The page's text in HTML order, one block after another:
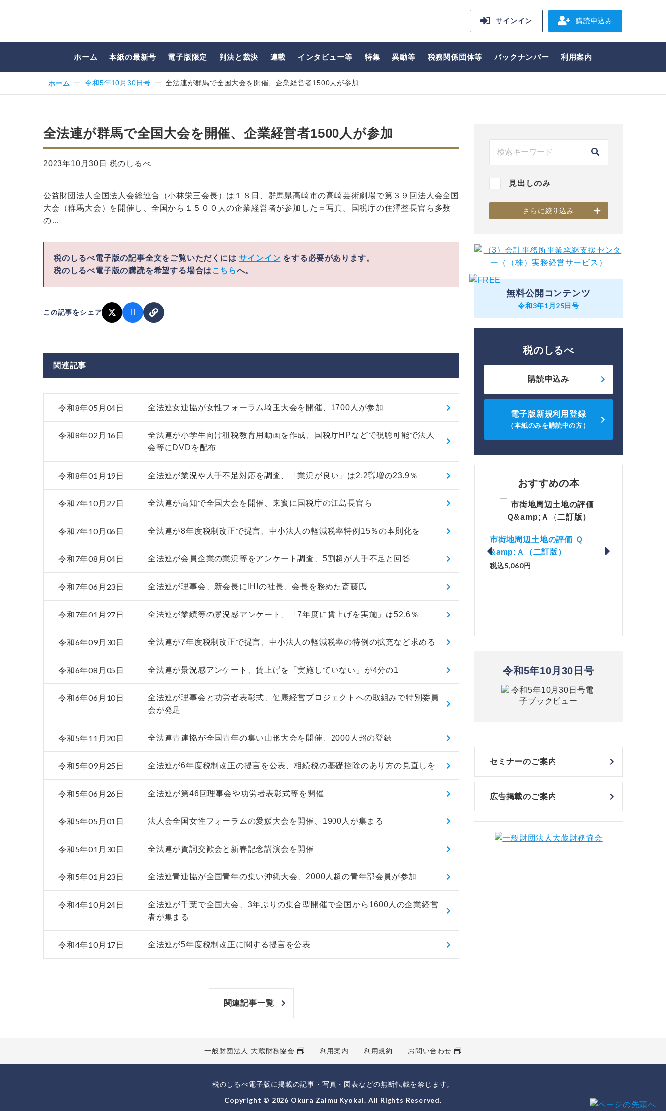
サインイン 購読申込み
ホーム 本紙の最新号 電子版限定 判決と裁決 連載 インタビュー等 特集 異動等 税務関係団体等 バックナンバー 利用案内
ホーム 令和5年10月30日号 全法連が群馬で全国大会を開催、企業経営者1500人が参加
全法連が群馬で全国大会を開催、企業経営者1500人が参加
2023年10月30日 税のしるべ
公益財団法人全国法人会総連合（小林栄三会長）は１８日、群馬県高崎市の高崎芸術劇場で第３９回法人会全国
大会（群馬大会）を開催し、全国から１５００人の企業経営者が参加した＝写真。国税庁の住澤整長官ら多数
の…
税のしるべ電子版の記事全文をご覧いただくにはサインイン をする必要があります。
税のしるべ電子版の購読を希望する場合は こちらへ。
この記事をシェア
関連記事
令和8年05月04日 全法連女連協が女性フォーラム埼玉大会を開催、1700人が参加
令和8年02月16日
全法連が小学生向け租税教育用動画を作成、国税庁HPなどで視聴可能で法人
会等にDVDを配布
令和8年01月19日 全法連が業況や人手不足対応を調査、「業況が良い」は2.2㌽増の23.9％
令和7年10月27日 全法連が高知で全国大会を開催、来賓に国税庁の江島長官ら
令和7年10月06日 全法連が8年度税制改正で提言、中小法人の軽減税率特例15％の本則化を
令和7年08月04日 全法連が会員企業の業況等をアンケート調査、5割超が人手不足と回答
令和7年06月23日 全法連が理事会、新会長にIHIの社長、会長を務めた斎藤氏
令和7年01月27日 全法連が業績等の景況感アンケート、「7年度に賃上げを実施」は52.6％
令和6年09月30日 全法連が7年度税制改正で提言、中小法人の軽減税率の特例の拡充など求める
令和6年08月05日 全法連が景況感アンケート、賃上げを「実施していない」が4分の1
令和6年06月10日
全法連が理事会と功労者表彰式、健康経営プロジェクトへの取組みで特別委員
会が発足
令和5年11月20日 全法連青連協が全国青年の集い山形大会を開催、2000人超の登録
令和5年09月25日 全法連が6年度税制改正の提言を公表、相続税の基礎控除のあり方の見直しを
令和5年06月26日 全法連が第46回理事会や功労者表彰式等を開催
令和5年05月01日 法人会全国女性フォーラムの愛媛大会を開催、1900人が集まる
令和5年01月30日 全法連が賀詞交歓会と新春記念講演会を開催
令和5年01月23日 全法連青連協が全国青年の集い沖縄大会、2000人超の青年部会員が参加
令和4年10月24日
全法連が千葉で全国大会、3年ぶりの集合型開催で全国から1600人の企業経営
者が集まる
令和4年10月17日 全法連が5年度税制改正に関する提言を公表
関連記事一覧
見出しのみ
さらに絞り込み
無料公開コンテンツ
令和3年1月25日号
税のしるべ
購読申込み
電子版新規利用登録
（本紙のみを購読中の方）
おすすめの本
解説とQ&amp;Aでわかる 電子
帳簿等保存制度の実務（改訂
令和5年10月30日号
セミナーのご案内
広告掲載のご案内
一般財団法人 大蔵財務協会 利用案内 利用規約 お問い合わせ
税のしるべ電子版に掲載の記事・写真・図表などの無断転載を禁じます。
Copyright © 2026 Okura Zaimu Kyokai. All Rights Reserved.